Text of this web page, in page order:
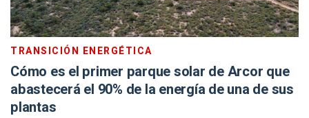
TRANSICIÓN ENERGÉTICA
Cómo es el primer parque solar de Arcor que
abastecerá el 90% de la energía de una de sus
plantas